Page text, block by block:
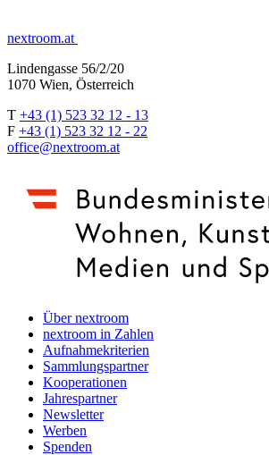
nextroom.at
Lindengasse 56/2/20
1070 Wien, Österreich
T +43 (1) 523 32 12 - 13
F +43 (1) 523 32 12 - 22
office@nextroom.at
Über nextroom
nextroom in Zahlen
Aufnahmekriterien
Sammlungspartner
Kooperationen
Jahrespartner
Newsletter
Werben
Spenden